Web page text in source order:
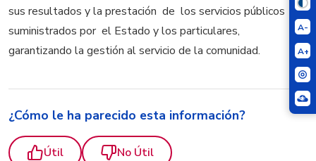
A-
A+
sus resultados y la prestación de los servicios públicos
suministrados por el Estado y los particulares,
garantizando la gestión al servicio de la comunidad.
¿Cómo le ha parecido esta información?
Útil No Útil